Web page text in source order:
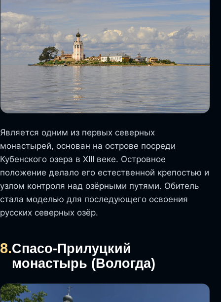
Является одним из первых северных
монастырей, основан на острове посреди
Кубенского озера в XIII веке. Островное
положение делало его естественной крепостью и
узлом контроля над озёрными путями. Обитель
стала моделью для последующего освоения
русских северных озёр.
8.Спасо-Прилуцкий
монастырь (Вологда)